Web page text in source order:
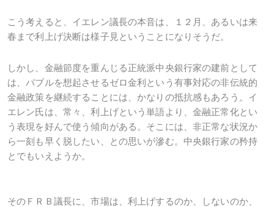
こう考えると、イエレン議長の本音は、１２月、あるいは来
春まで利上げ決断は様子見ということになりそうだ。
しかし、金融節度を重んじる正統派中央銀行家の建前として
は、バブルを想起させるゼロ金利という有事対応の非伝統的
金融政策を継続することには、かなりの抵抗感もあろう。イ
エレン氏は、常々、利上げという単語より、金融正常化とい
う表現を好んで使う傾向がある。そこには、非正常な状況か
ら一刻も早く脱したい、との思いが滲む。中央銀行家の矜持
とでもいえようか。
そのＦＲＢ議長に、市場は、利上げするのか、しないのか、